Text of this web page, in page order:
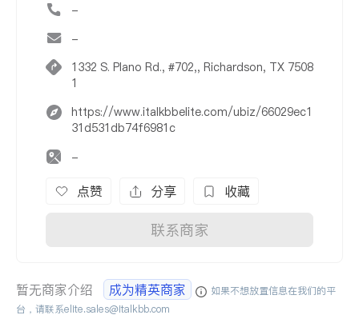
-
-
1332 S. Plano Rd., #702,, Richardson, TX 7508
1
https://www.italkbbelite.com/ubiz/66029ec1
31d531db74f6981c
-
点赞 分享 收藏
联系商家
暂无商家介绍 成为精英商家
如果不想放置信息在我们的平
台，请联系elite.sales@italkbb.com